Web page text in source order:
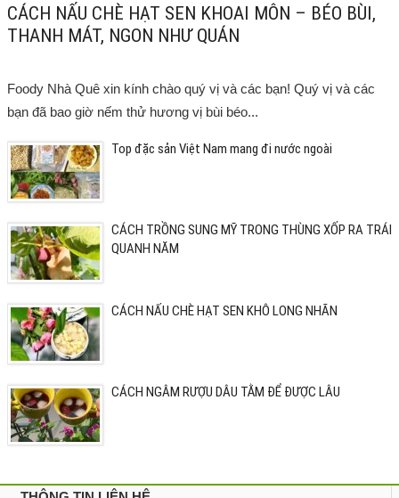
CÁCH NẤU CHÈ HẠT SEN KHOAI MÔN – BÉO BÙI,
THANH MÁT, NGON NHƯ QUÁN
Foody Nhà Quê xin kính chào quý vị và các bạn! Quý vị và các
bạn đã bao giờ nếm thử hương vị bùi béo...
Top đặc sản Việt Nam mang đi nước ngoài
CÁCH TRỒNG SUNG MỸ TRONG THÙNG XỐP RA TRÁI
QUANH NĂM
CÁCH NẤU CHÈ HẠT SEN KHÔ LONG NHÃN
CÁCH NGÂM RƯỢU DÂU TẰM ĐỂ ĐƯỢC LÂU